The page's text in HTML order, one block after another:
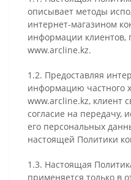
описывает методы
интернет-магазином
информации
www.arcline.kz.
1.2. Предоставляя
информацию частного
www.arcline.kz, клиент
согласие на передачу,
его персональных
настоящей Политики
1.3. Настоящая
применяется только в